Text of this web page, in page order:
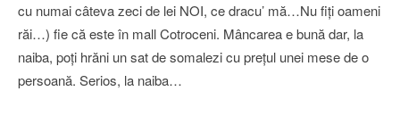
cu numai câteva zeci de lei NOI, ce dracu’ mă…Nu fiţi oameni
răi…) fie că este în mall Cotroceni. Mâncarea e bună dar, la
naiba, poţi hrăni un sat de somalezi cu preţul unei mese de o
persoană. Serios, la naiba…